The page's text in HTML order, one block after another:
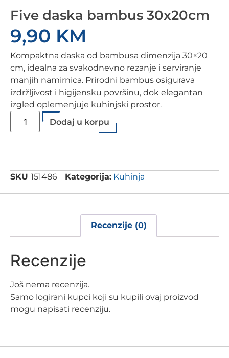
Five daska bambus 30x20cm
9,90 KM
Kompaktna daska od bambusa dimenzija 30×20
cm, idealna za svakodnevno rezanje i serviranje
manjih namirnica. Prirodni bambus osigurava
izdržljivost i higijensku površinu, dok elegantan
izgled oplemenjuje kuhinjski prostor.
Dodaj u korpu
SKU 151486 Kategorija: Kuhinja
Recenzije (0)
Recenzije
Još nema recenzija.
Samo logirani kupci koji su kupili ovaj proizvod
mogu napisati recenziju.